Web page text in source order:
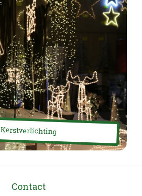
Kerstverlichting
Contact